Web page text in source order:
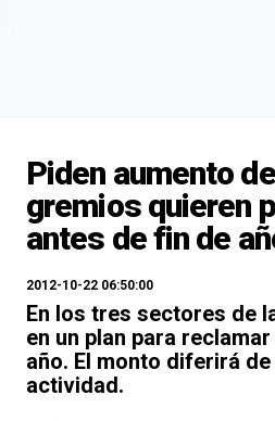
Piden aumento
gremios quieren
antes de fin de
2012-10-22 06:50:00
En los tres sectores de
en un plan para
año. El monto diferirá
actividad.